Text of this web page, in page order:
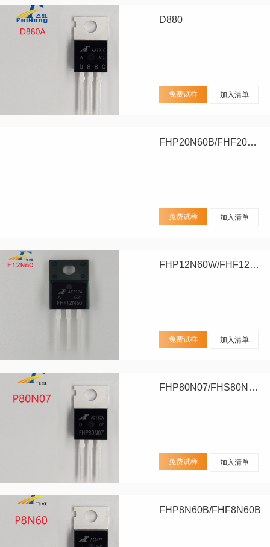
D880
免费试样 加入清单
FHP20N60B/FHF20N60B/FHA20N60B
免费试样 加入清单
FHP12N60W/FHF12N60W
免费试样 加入清单
FHP80N07/FHS80N07/FHD80N07
免费试样 加入清单
FHP8N60B/FHF8N60B